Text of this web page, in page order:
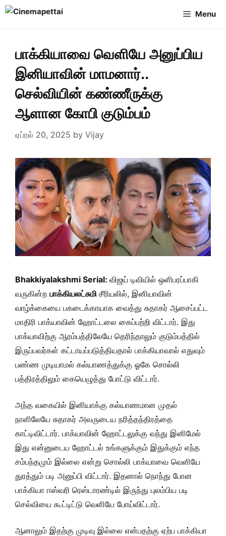
Skip
Menu
பாக்கியாவை வெளியே அனுப்பிய
இனியாவின் மாமனார்..
செல்வியின் கண்ணீருக்கு
ஆளான கோபி குடும்பம்
ஏப்ரல் 20, 2025 by Vijay
Bhakkiyalakshmi Serial: விஜய் டிவியில் ஒளிபரப்பாகி
வருகின்ற பாக்கியலட்சுமி சீரியலில், இனியாவின்
வாழ்க்கையை பகடைக்காயாக வைத்து சுதாகர் ஆசைப்பட்ட
மாதிரி பாக்யாவின் ஹோட்டலை கைப்பற்றி விட்டார். இது
பாக்யாவிற்கு ஆரம்பத்திலேயே தெரிந்தாலும் குடும்பத்தில்
இருப்பவர்கள் கட்டாயப்படுத்தியதால் பாக்கியாவால் எதுவும்
பண்ண முடியாமல் கல்யாணத்துக்கு ஓகே சொல்லி
பத்திரத்திலும் கையெழுத்து போட்டு விட்டார்.
அந்த வகையில் இனியாக்கு கல்யாணமான முதல்
நாளிலேயே சுதாகர் அவருடைய நரித்தந்திரத்தை
காட்டிவிட்டார். பாக்யாவின் ஹோட்டலுக்கு வந்து இனிமேல்
இது என்னுடைய ஹோட்டல் உங்களுக்கும் இதுக்கும் எந்த
சம்பந்தமும் இல்லை என்று சொல்லி பாக்யாவை வெளியே
துரத்தும் படி அனுப்பி விட்டார். இதனால் நொந்து போன
பாக்கியா ஈஸ்வரி ரெஸ்டாரண்டில் இருந்து புலம்பிய படி
செல்வியை கூட்டிட்டு வெளியே போய்விட்டார்.
ஆனாலும் இதற்கு முடிவு இல்லை என்பதற்கு ஏற்ப பாக்கியா